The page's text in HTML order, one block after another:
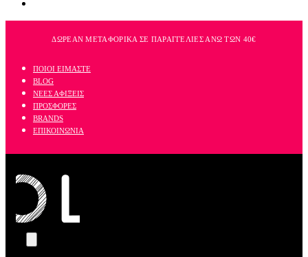
ΔΩΡΕΑΝ ΜΕΤΑΦΟΡΙΚΑ ΣΕ ΠΑΡΑΓΓΕΛΙΕΣ ΑΝΩ ΤΩΝ 40€
ΠΟΙΟΙ ΕΙΜΑΣΤΕ
BLOG
ΝΕΕΣ ΑΦΙΞΕΙΣ
ΠΡΟΣΦΟΡΕΣ
BRANDS
ΕΠΙΚΟΙΝΩΝΙΑ